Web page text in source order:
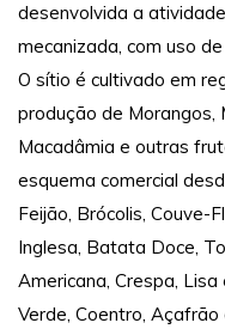
desenvolvida a
mecanizada, com uso
O sítio é cultivado em
produção de Morangos,
Macadâmia e outras
esquema comercial
Feijão, Brócolis, Couve-
Inglesa, Batata Doce,
Americana, Crespa, Lisa
Verde, Coentro,